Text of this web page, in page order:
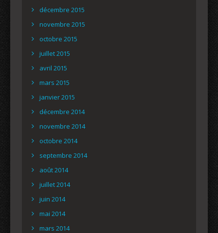
décembre 2015
novembre 2015
octobre 2015
juillet 2015
avril 2015
mars 2015
janvier 2015
décembre 2014
novembre 2014
octobre 2014
septembre 2014
août 2014
juillet 2014
juin 2014
mai 2014
mars 2014